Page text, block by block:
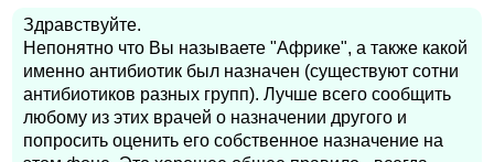
Здравствуйте.
Непонятно что Вы называете "Африке", а также какой
именно антибиотик был назначен (существуют сотни
антибиотиков разных групп). Лучше всего сообщить
любому из этих врачей о назначении другого и
попросить оценить его собственное назначение на